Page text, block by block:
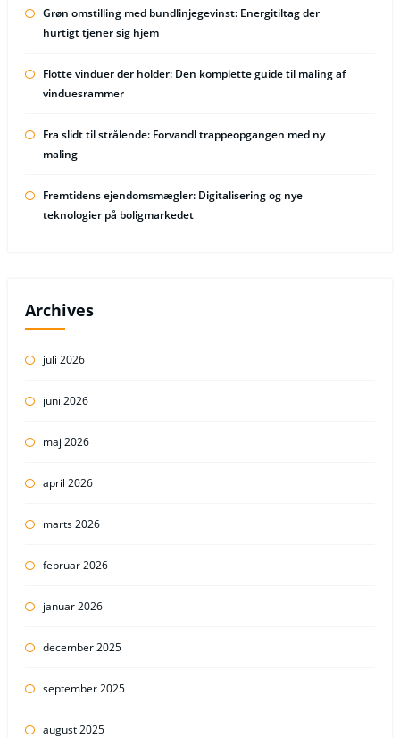
Grøn omstilling med bundlinjegevinst: Energitiltag der
hurtigt tjener sig hjem
Flotte vinduer der holder: Den komplette guide til maling af
vinduesrammer
Fra slidt til strålende: Forvandl trappeopgangen med ny
maling
Fremtidens ejendomsmægler: Digitalisering og nye
teknologier på boligmarkedet
Archives
juli 2026
juni 2026
maj 2026
april 2026
marts 2026
februar 2026
januar 2026
december 2025
september 2025
august 2025